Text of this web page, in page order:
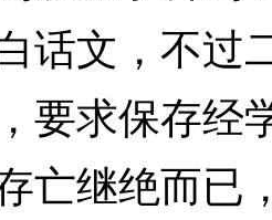
话文，不过
要求保存经
亡继绝而已